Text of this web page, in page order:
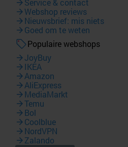
Webshop reviews
Nieuwsbrief: mis niets
Goed om te weten
Populaire webshops
JoyBuy
IKEA
Amazon
AliExpress
MediaMarkt
Temu
Bol
Coolblue
NordVPN
Zalando